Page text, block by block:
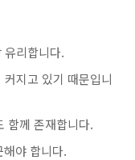
유리합니다.
지고 있기 때문입니
함께 존재합니다.
야 합니다.